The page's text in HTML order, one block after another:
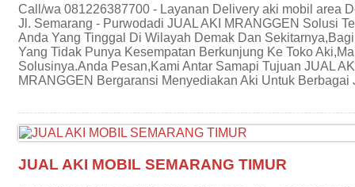
Call/wa 081226387700 - Layanan Delivery aki mobil area
Jl. Semarang - Purwodadi JUAL AKI MRANGGEN Solusi
Anda Yang Tinggal Di Wilayah Demak Dan
Yang Tidak Punya Kesempatan Berkunjung Ke Toko
Solusinya.Anda Pesan,Kami Antar Samapi Tujuan JUAL
MRANGGEN Bergaransi Menyediakan Aki Untuk Berbagai
JUAL AKI MOBIL SEMARANG TIMUR